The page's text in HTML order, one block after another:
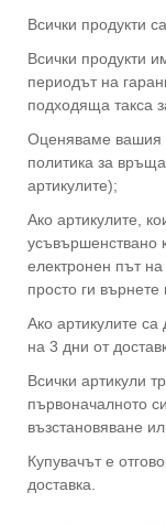
Всички продукти
Всички продукти
периодът на
подходяща такса
Оценяваме вашия
политика за
артикулите);
Ако артикулите,
усъвършенствано
електронен път
просто ги
Ако артикулите
на 3 дни от
Всички артикули
първоначалното
възстановяване
Купувачът е
доставка.